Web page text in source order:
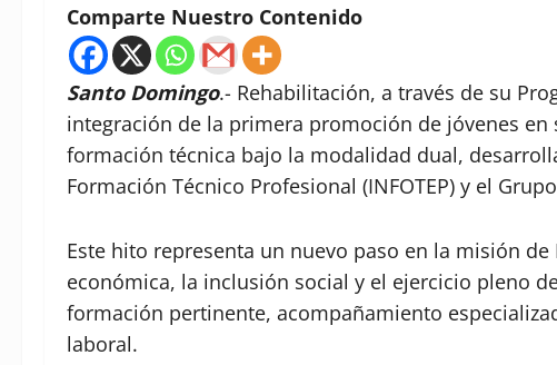
Comparte Nuestro Contenido
Santo Domingo.- Rehabilitación, a través de su
integración de la primera promoción de jóvenes
formación técnica bajo la modalidad dual,
Formación Técnico Profesional (INFOTEP) y el
Este hito representa un nuevo paso en la misión
económica, la inclusión social y el ejercicio pleno
formación pertinente, acompañamiento
laboral.